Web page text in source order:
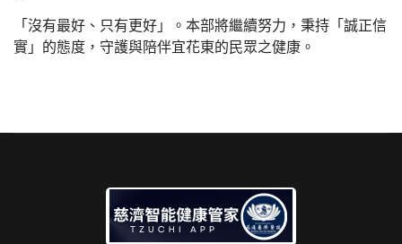
「沒有最好、只有更好」。本部將繼續努力，秉持「誠正信
實」的態度，守護與陪伴宜花東的民眾之健康。